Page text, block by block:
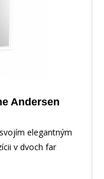
Andersen
elegantným
v dvoch far